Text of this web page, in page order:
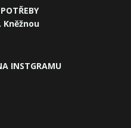
Kněžnou
INSTGRAMU